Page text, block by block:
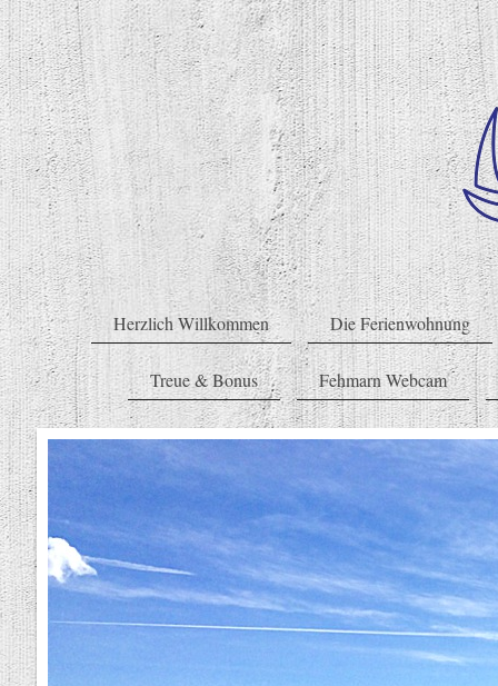
Herzlich Willkommen Die Ferienwohnung
Treue & Bonus Fehmarn Webcam